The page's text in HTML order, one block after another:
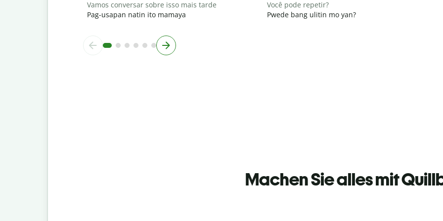
Vamos conversar sobre isso mais tarde
Pag-usapan natin ito mamaya
Você pode repetir?
Pwede bang ulitin mo yan?
Machen Sie alles mit